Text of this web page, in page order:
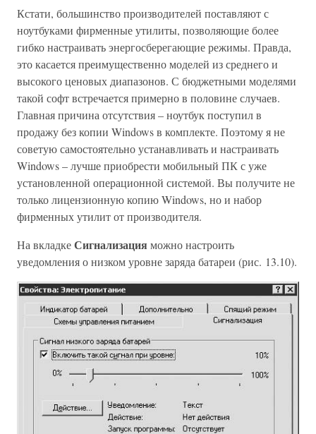
Кстати, большинство производителей поставляют с
ноутбуками фирменные утилиты, позволяющие более
гибко настраивать энергосберегающие режимы. Правда,
это касается преимущественно моделей из среднего и
высокого ценовых диапазонов. С бюджетными моделями
такой софт встречается примерно в половине случаев.
Главная причина отсутствия – ноутбук поступил в
продажу без копии Windows в комплекте. Поэтому я не
советую самостоятельно устанавливать и настраивать
Windows – лучше приобрести мобильный ПК с уже
установленной операционной системой. Вы получите не
только лицензионную копию Windows, но и набор
фирменных утилит от производителя.
На вкладкеСигнализация можно настроить
уведомления о низком уровне заряда батареи (рис. 13.10).